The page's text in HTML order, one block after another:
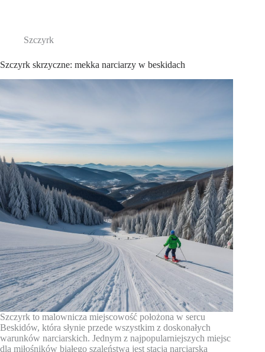
Szczyrk
Szczyrk skrzyczne: mekka narciarzy w beskidach
Szczyrk to malownicza miejscowość położona w sercu
Beskidów, która słynie przede wszystkim z doskonałych
warunków narciarskich. Jednym z najpopularniejszych miejsc
dla miłośników białego szaleństwa jest stacja narciarska